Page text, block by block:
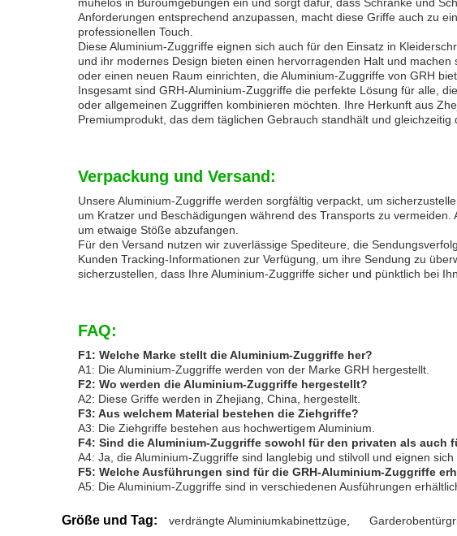
Anforderungen entsprechend anzupassen, macht diese Griffe auch zu
professionellen Touch.
Diese Aluminium-Zuggriffe eignen sich auch für den Einsatz in
und ihr modernes Design bieten einen hervorragenden Halt und
oder einen neuen Raum einrichten, die Aluminium-Zuggriffe von GRH
Insgesamt sind GRH-Aluminium-Zuggriffe die perfekte Lösung für alle,
oder allgemeinen Zuggriffen kombinieren möchten. Ihre Herkunft aus
Premiumprodukt, das dem täglichen Gebrauch standhält und gleichzeitig
Verpackung und Versand:
Unsere Aluminium-Zuggriffe werden sorgfältig verpackt, um
um Kratzer und Beschädigungen während des Transports zu
um etwaige Stöße abzufangen.
Für den Versand nutzen wir zuverlässige Spediteure, die
Kunden Tracking-Informationen zur Verfügung, um ihre Sendung zu
sicherzustellen, dass Ihre Aluminium-Zuggriffe sicher und pünktlich bei
FAQ:
F1: Welche Marke stellt die Aluminium-Zuggriffe her?
A1: Die Aluminium-Zuggriffe werden von der Marke GRH hergestellt.
F2: Wo werden die Aluminium-Zuggriffe hergestellt?
A2: Diese Griffe werden in Zhejiang, China, hergestellt.
F3: Aus welchem ​​Material bestehen die Ziehgriffe?
A3: Die Ziehgriffe bestehen aus hochwertigem Aluminium.
F4: Sind die Aluminium-Zuggriffe sowohl für den privaten als auch
A4: Ja, die Aluminium-Zuggriffe sind langlebig und stilvoll und eignen
F5: Welche Ausführungen sind für die GRH-Aluminium-Zuggriffe
A5: Die Aluminium-Zuggriffe sind in verschiedenen Ausführungen
Größe und Tag: verdrängte Aluminiumkabinettzüge